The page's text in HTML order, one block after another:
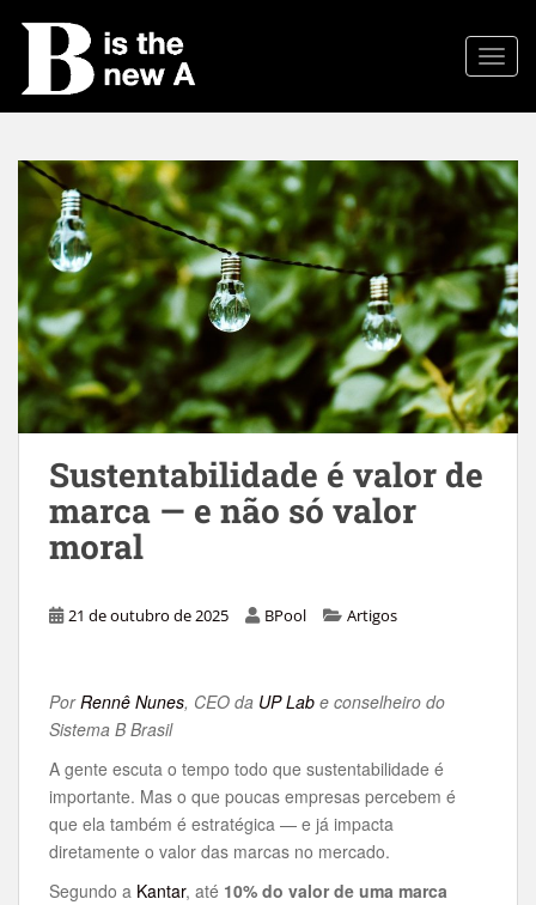
Sustentabilidade é valor de
marca — e não só valor
moral
21 de outubro de 2025 BPool Artigos
PorRennê Nunes, CEO da UP Lab e conselheiro do
Sistema B Brasil
A gente escuta o tempo todo que sustentabilidade é
importante. Mas o que poucas empresas percebem é
que ela também é estratégica — e já impacta
diretamente o valor das marcas no mercado.
Segundo a Kantar, até 10% do valor de uma marca